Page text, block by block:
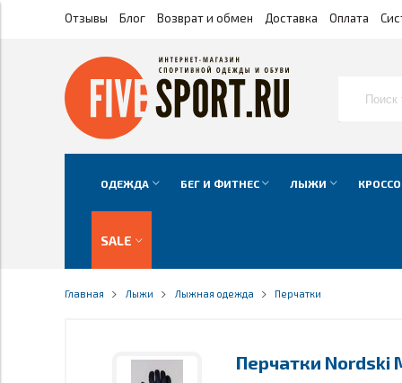
Отзывы Блог Возврат и обмен Доставка Оплата
ОДЕЖДА БЕГ И ФИТНЕС ЛЫЖИ
SALE
Главная Лыжи Лыжная одежда Перчатки
Перчатки Nordski